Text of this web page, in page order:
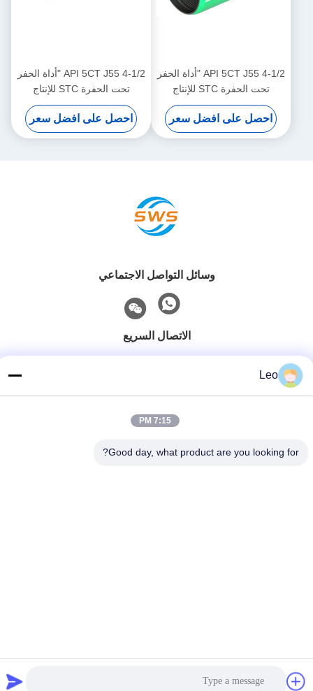
API 5CT J55 4-1/2 "أداة الحفر
تحت الحفرة STC للإنتاج
النفطي الغازي على الأرض ،
تستخدم في آبار التنقيب
الصغيرة لربط غلاف حفر النفط
احصل على افضل سعر
API 5CT J55 4-1/2 "أداة الحفر
تحت الحفرة STC للإنتاج
النفطي الغازي على الأرض ،
تستخدم في آبار التنقيب
الصغيرة لربط غلاف حفر النفط
احصل على افضل سعر
وسائل التواصل الاجتماعي
الاتصال السريع
عنوان
Leo
7:15 PM
Good day, what product are you looking for?